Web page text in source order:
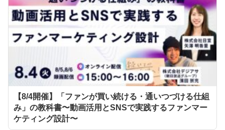
【8/4開催】「ファンが買い続ける・通いつづける仕組
み」の教科書〜動画活用とSNSで実践するファンマー
ケティング設計〜